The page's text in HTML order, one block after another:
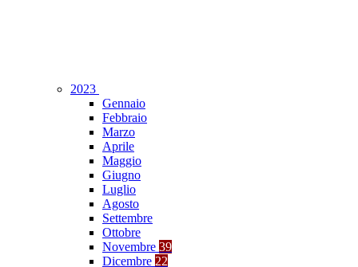
2023
Gennaio
Febbraio
Marzo
Aprile
Maggio
Giugno
Luglio
Agosto
Settembre
Ottobre
Novembre 39
Dicembre 22